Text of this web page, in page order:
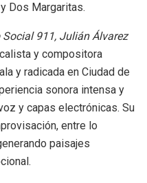
Dos Margaritas.
Social 911, Julián Álvarez
y compositora
y radicada en Ciudad de
sonora intensa y
y capas electrónicas. Su
entre lo
paisajes